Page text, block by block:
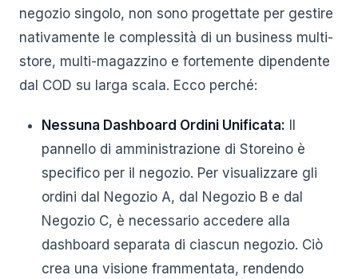
negozio singolo, non sono progettate per gestire
nativamente le complessità di un business multi-
store, multi-magazzino e fortemente dipendente
dal COD su larga scala. Ecco perché:
Nessuna Dashboard Ordini Unificata:
pannello di amministrazione di Storeino è
specifico per il negozio. Per visualizzare gli
ordini dal Negozio A, dal Negozio B e dal
Negozio C, è necessario accedere alla
dashboard separata di ciascun negozio. Ciò
crea una visione frammentata, rendendo